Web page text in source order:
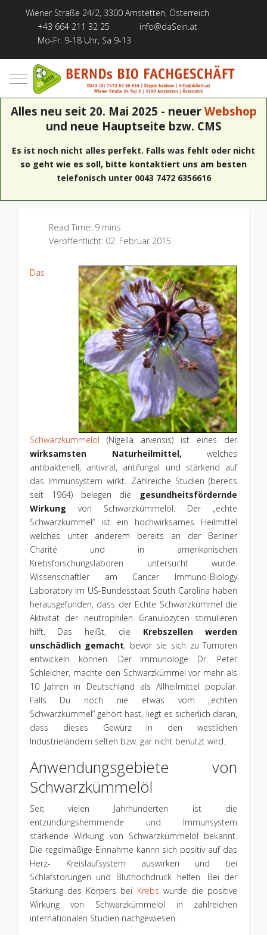
Wiener Straße 24/2, 3300 Amstetten, Österreich
+43 664 211 32 25
info@daSein.at
Mo-Fr: 9-18 Uhr, Sa 9-13
Mobile Menu Toggle
Alles neu seit 20. Mai 2025 - neuer Webshop
und neue Hauptseite bzw. CMS
Es ist noch nicht alles perfekt. Falls was fehlt oder nicht
so geht wie es soll, bitte kontaktiert uns am besten
telefonisch unter 0043 7472 6356616
Read Time: 9 mins
Veröffentlicht: 02. Februar 2015
Das
Schwarzkümmelöl (Nigella arvensis) ist eines der
wirksamsten Naturheilmittel, welches
antibakteriell, antiviral, antifungal und stärkend auf
das Immunsystem wirkt. Zahlreiche Studien (bereits
seit 1964) belegen die gesundheitsfördernde
Wirkung von Schwarzkümmelöl. Der „echte
Schwarzkümmel“ ist ein hochwirksames Heilmittel
welches unter anderem bereits an der Berliner
Charité und in amerikanischen
Krebsforschungslaboren untersucht wurde.
Wissenschaftler am Cancer Immuno-Biology
Laboratory im US-Bundesstaat South Carolina haben
herausgefunden, dass der Echte Schwarzkümmel die
Aktivität der neutrophilen Granulozyten stimulieren
hilft. Das heißt, die Krebszellen werden
unschädlich gemacht, bevor sie sich zu Tumoren
entwickeln können. Der Immunologe Dr. Peter
Schleicher, machte den Schwarzkümmel vor mehr als
10 Jahren in Deutschland als Allheilmittel populär.
Falls Du noch nie etwas vom „echten
Schwarzkümmel“ gehört hast, liegt es sicherlich daran,
dass dieses Gewürz in den westlichen
Industrieländern selten bzw. gar nicht benutzt wird.
Anwendungsgebiete von
Schwarzkümmelöl
Seit vielen Jahrhunderten ist die
entzündungshemmende und Immunsystem
stärkende Wirkung von Schwarzkümmelöl bekannt.
Die regelmäßige Einnahme kannn sich positiv auf das
Herz- Kreislaufsystem auswirken und bei
Schlafstörungen und Bluthochdruck helfen. Bei der
Stärkung des Körpers bei Krebs wurde die positive
Wirkung von Schwarzkümmelöl in zahlreichen
internationalen Studien nachgewiesen.